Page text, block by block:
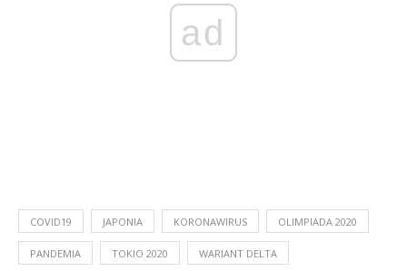
ad
COVID19 JAPONIA KORONAWIRUS OLIMPIADA 2020
PANDEMIA TOKIO 2020 WARIANT DELTA